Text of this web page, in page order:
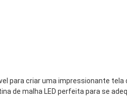
para criar uma impressionante tela
de malha LED perfeita para se